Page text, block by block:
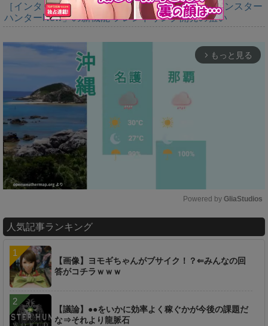
［インタビュー］距離を超えて，一緒に狩る。「モンスター
ハンターNow」の新機能 フレンドリンク開発の狙い
arrow_forward_ios もっと見る
u
e
Powered by GliaStudios
人気記事ランキング
【画像】ヨモギちゃんがブサイク！？⇐みんなの回
答がコチラｗｗｗ
【議論】●●をいかに効率よく稼ぐかが今後の課題だ
な⇒それより龍脈石